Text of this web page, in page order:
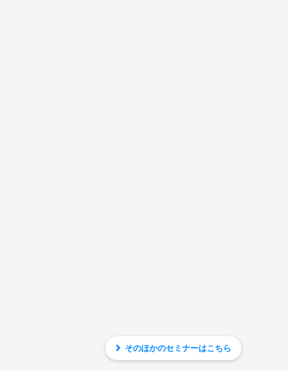
そのほかのセミナーはこちら